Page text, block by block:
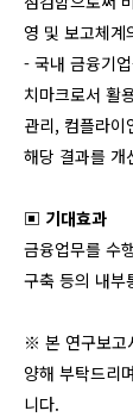
영 및 보고체계
- 국내 금융기
치마크로서 활
관리, 컴플라이
해당 결과를 개
▣ 기대효과
금융업무를 수
구축 등의 내부
※ 본 연구보고
양해 부탁드리
니다.